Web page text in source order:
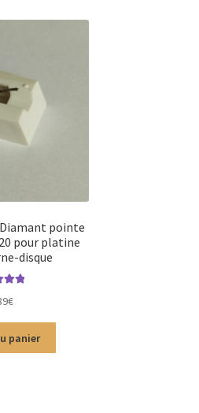
Diamant pointe
pour platine
disque
€
panier